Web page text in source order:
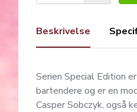
Beskrivelse
Serien Special Edition
bartendere og er en
Casper Sobczyk, også